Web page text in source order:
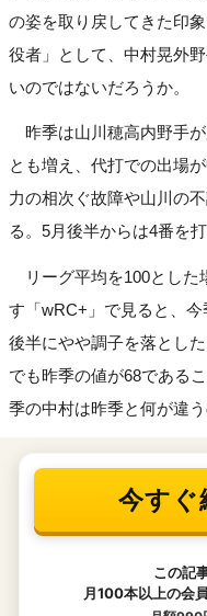
の姿を取り戻してきた印
役者」として、中村晃外
いのではないだろうか。
昨季は山川穂高内野手
とも増え、代打での出場
力の相次ぐ故障や山川の
る。5月後半からは4番を
リーグ平均を100とした
す「wRC+」で見ると、
後半にやや調子を落とし
でも昨季の値が68である
季の中村は昨季と何が違う